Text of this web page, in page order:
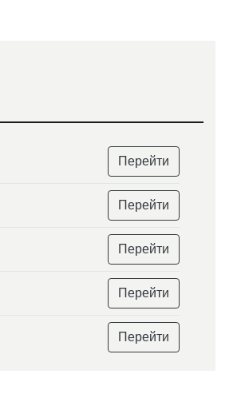
Перейти
Перейти
Перейти
Перейти
Перейти